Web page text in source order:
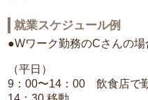
就業スケジュール例
●Wワーク勤務のCさんの場
（平日）
9：00〜14：00 飲食店で